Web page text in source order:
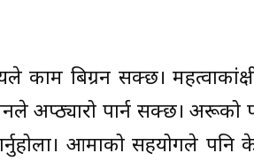
काम बिग्रन सक्छ।
अप्ठ्यारो पार्न सक्छ। अरूको
आमाको सहयोगले पनि